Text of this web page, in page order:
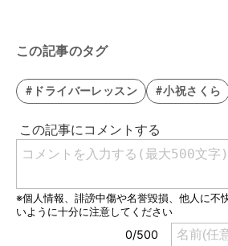
この記事のタグ
#ドライバーレッスン #小祝さくら